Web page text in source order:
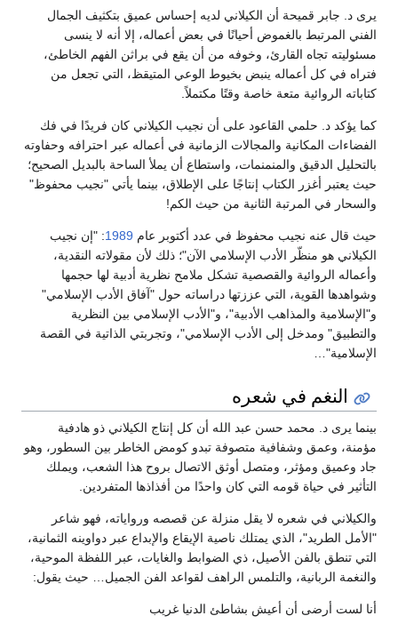
يرى د. جابر قميحة أن الكيلاني لديه إحساس عميق بتكثيف الجمال
الفني المرتبط بالغموض أحيانًا في بعض أعماله، إلا أنه لا ينسى
مسئوليته تجاه القارئ، وخوفه من أن يقع في براثن الفهم الخاطئ،
فتراه في كل أعماله ينبض بخيوط الوعي المتيقظ، التي تجعل من
كتاباته الروائية متعة خاصة وقتًا مكتملاً.
كما يؤكد د. حلمي القاعود على أن نجيب الكيلاني كان فريدًا في فك
الفضاءات المكانية والمجالات الزمانية في أعماله عبر احترافه وحفاوته
بالتحليل الدقيق والمنمنمات، واستطاع أن يملأ الساحة بالبديل الصحيح؛
حيث يعتبر أغزر الكتاب إنتاجًا على الإطلاق، بينما يأتي "نجيب محفوظ"
والسحار في المرتبة الثانية من حيث الكم!
حيث قال عنه نجيب محفوظ في عدد أكتوبر عام 1989: "إن نجيب
الكيلاني هو منظّر الأدب الإسلامي الآن"؛ ذلك لأن مقولاته النقدية،
وأعماله الروائية والقصصية تشكل ملامح نظرية أدبية لها حجمها
وشواهدها القوية، التي عززتها دراساته حول "آفاق الأدب الإسلامي"
و"الإسلامية والمذاهب الأدبية"، و"الأدب الإسلامي بين النظرية
والتطبيق" ومدخل إلى الأدب الإسلامي"، وتجربتي الذاتية في القصة
الإسلامية"…
النغم في شعره
بينما يرى د. محمد حسن عبد الله أن كل إنتاج الكيلاني ذو هادفية
مؤمنة، وعمق وشفافية متصوفة تبدو كومض الخاطر بين السطور، وهو
جاد وعميق ومؤثر، ومتصل أوثق الاتصال بروح هذا الشعب، ويملك
التأثير في حياة قومه التي كان واحدًا من أفذاذها المتفردين.
والكيلاني في شعره لا يقل منزلة عن قصصه ورواياته، فهو شاعر
"الأمل الطريد"، الذي يمتلك ناصية الإيقاع والإبداع عبر دواوينه الثمانية،
التي تنطق بالفن الأصيل، ذي الضوابط والغايات، عبر اللفظة الموحية،
والنغمة الربانية، والتلمس الراهف لقواعد الفن الجميل… حيث يقول:
أنا لست أرضى أن أعيش بشاطئ الدنيا غريب